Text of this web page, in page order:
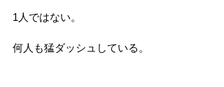
1人ではない。
何人も猛ダッシュしている。